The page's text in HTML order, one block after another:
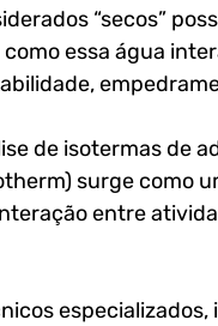
“secos”
essa água
de isotermas de
surge como
entre